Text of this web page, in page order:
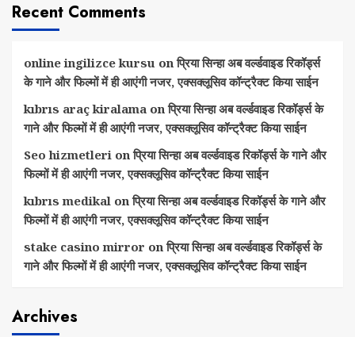
Recent Comments
online ingilizce kursu onप्रिया सिन्हा अब वर्ल्डवाइड रिकॉर्ड्स
के गाने और फिल्मों में ही आएंगी नजर, एक्सक्लूसिव कॉन्ट्रैक्ट किया साईन
kıbrıs araç kiralama onप्रिया सिन्हा अब वर्ल्डवाइड रिकॉर्ड्स के
गाने और फिल्मों में ही आएंगी नजर, एक्सक्लूसिव कॉन्ट्रैक्ट किया साईन
Seo hizmetleri onप्रिया सिन्हा अब वर्ल्डवाइड रिकॉर्ड्स के गाने और
फिल्मों में ही आएंगी नजर, एक्सक्लूसिव कॉन्ट्रैक्ट किया साईन
kıbrıs medikal onप्रिया सिन्हा अब वर्ल्डवाइड रिकॉर्ड्स के गाने और
फिल्मों में ही आएंगी नजर, एक्सक्लूसिव कॉन्ट्रैक्ट किया साईन
stake casino mirror onप्रिया सिन्हा अब वर्ल्डवाइड रिकॉर्ड्स के
गाने और फिल्मों में ही आएंगी नजर, एक्सक्लूसिव कॉन्ट्रैक्ट किया साईन
Archives